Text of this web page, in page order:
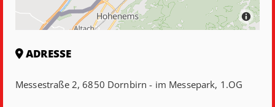
 ADRESSE
Messestraße 2, 6850 Dornbirn - im Messepark, 1.OG